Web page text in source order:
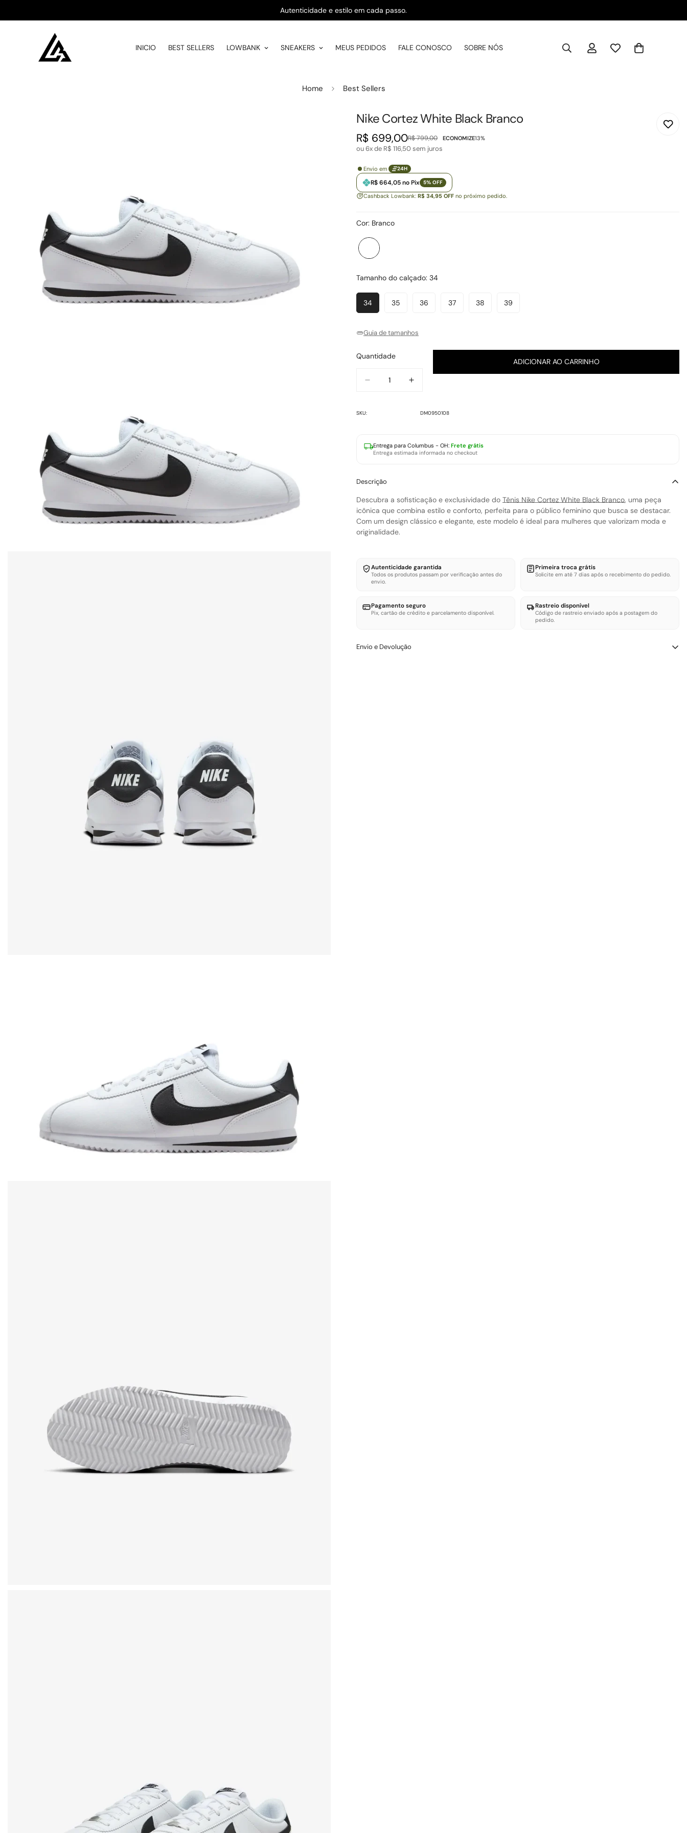
Autenticidade e estilo em cada passo.
INICIO BEST SELLERS LOWBANK SNEAKERS MEUS PEDIDOS FALE CONOSCO SOBRE NÓS
Home Best Sellers
Nike Cortez White Black Branco
Preço
de
R$ 699,00
Preço
regular
R$ 799,00 ECONOMIZE13%
ou 6x de R$ 116,50sem juros
Envio em 24H
R$ 664,05 no Pix 5% OFF
Cashback Lowbank: R$ 34,95 OFF no próximo pedido.
Cor: Branco
Branco
Variante
Tamanho do calçado: 34
34Variante
Esgotada
Indisponível
35Variante
Indisponível
36Variante37Variante38Variante39Variante
Guia de tamanhos
Quantidade
ADICIONAR AO CARRINHO
SKU: DM0950108
Entrega para Columbus - OH: Frete grátis
Entrega estimada informada no checkout
Descrição
Descubra a sofisticação e exclusividade do Tênis Nike Cortez White Black Branco, uma peça
icônica que combina estilo e conforto, perfeita para o público feminino que busca se destacar.
Com um design clássico e elegante, este modelo é ideal para mulheres que valorizam moda e
originalidade.
Autenticidade garantida
Todos os produtos passam por verificação antes do
envio.
Primeira troca grátis
Solicite em até 7 dias após o recebimento do pedido.
Pagamento seguro
Pix, cartão de crédito e parcelamento disponível.
Rastreio disponível
Código de rastreio enviado após a postagem do
pedido.
Envio e Devolução